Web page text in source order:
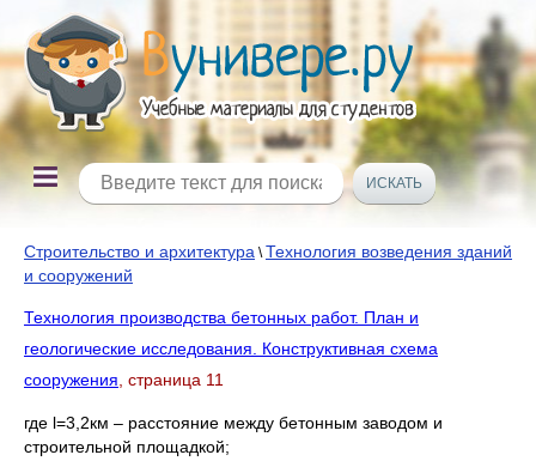
Строительство и архитектура \Технология возведения зданий
и сооружений
Технология производства бетонных работ. План и
геологические исследования. Конструктивная схема
сооружения , страница 11
где l=3,2км – расстояние между бетонным заводом и
строительной площадкой;